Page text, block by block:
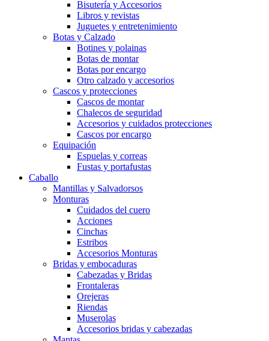
Bisutería y Accesorios
Libros y revistas
Juguetes y entretenimiento
Botas y Calzado
Botines y polainas
Botas de montar
Botas por encargo
Otro calzado y accesorios
Cascos y protecciones
Cascos de montar
Chalecos de seguridad
Accesorios y cuidados protecciones
Cascos por encargo
Equipación
Espuelas y correas
Fustas y portafustas
Caballo
Mantillas y Salvadorsos
Monturas
Cuidados del cuero
Acciones
Cinchas
Estribos
Accesorios Monturas
Bridas y embocaduras
Cabezadas y Bridas
Frontaleras
Orejeras
Riendas
Muserolas
Accesorios bridas y cabezadas